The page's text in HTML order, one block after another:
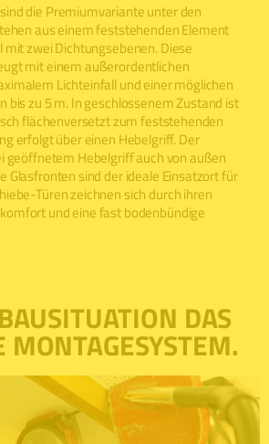
die Premiumvariante unter den
aus einem feststehenden Element
zwei Dichtungsebenen. Diese
mit einem außerordentlichen
Lichteinfall und einer möglichen
bis zu 5 m. In geschlossenem Zustand ist
flächenversetzt zum feststehenden
erfolgt über einen Hebelgriff. Der
geöffnetem Hebelgriff auch von außen
Glasfronten sind der ideale Einsatzort für
Türen zeichnen sich durch ihren
und eine fast bodenbündige
DAS
MONTAGESYSTEM.